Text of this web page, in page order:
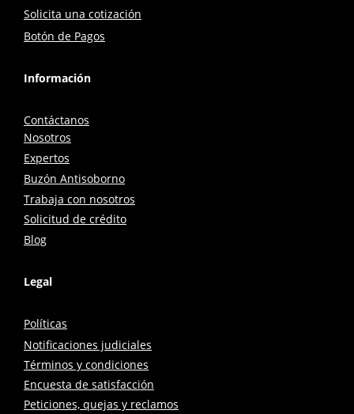
Solicita una cotización
Botón de Pagos
Información
Contáctanos
Nosotros
Expertos
Buzón Antisoborno
Trabaja con nosotros
Solicitud de crédito
Blog
Legal
Políticas
Notificaciones judiciales
Términos y condiciones
Encuesta de satisfacción
Peticiones, quejas y reclamos